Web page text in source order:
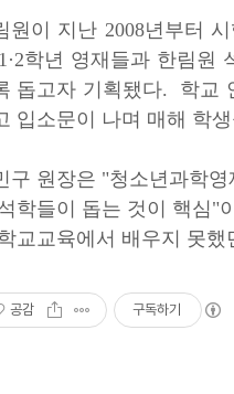
원이 지난 2008년부터
학년 영재들과 한림원
돕고자 기획됐다.
학교
입소문이 나며 매해 학
구 원장은 "청소년과학
학들이 돕는 것이 핵심"
교교육에서 배우지 못
공감 구독하기